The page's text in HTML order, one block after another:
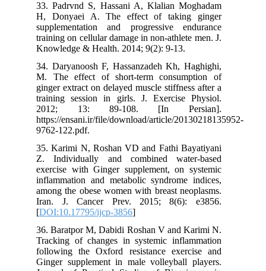
33. Padrvnd S, Hassani A, Klalian Moghadam
H, Donyaei A. The effect of taking ginger
supplementation and progressive endurance
training on cellular damage in non-athlete men. J.
Knowledge & Health. 2014; 9(2): 9-13.
34. Daryanoosh F, Hassanzadeh Kh, Haghighi,
M. The effect of short-term consumption of
ginger extract on delayed muscle stiffness after a
training session in girls. J. Exercise Physiol.
2012; 13: 89-108. [In Persian].
https://ensani.ir/file/download/article/20130218135952-
9762-122.pdf.
35. Karimi N, Roshan VD and Fathi Bayatiyani
Z. Individually and combined water-based
exercise with Ginger supplement, on systemic
inflammation and metabolic syndrome indices,
among the obese women with breast neoplasms.
Iran. J. Cancer Prev. 2015; 8(6): e3856.
[DOI:10.17795/ijcp-3856
36. Baratpor M, Dabidi Roshan V and Karimi N.
Tracking of changes in systemic inflammation
following the Oxford resistance exercise and
Ginger supplement in male volleyball players.